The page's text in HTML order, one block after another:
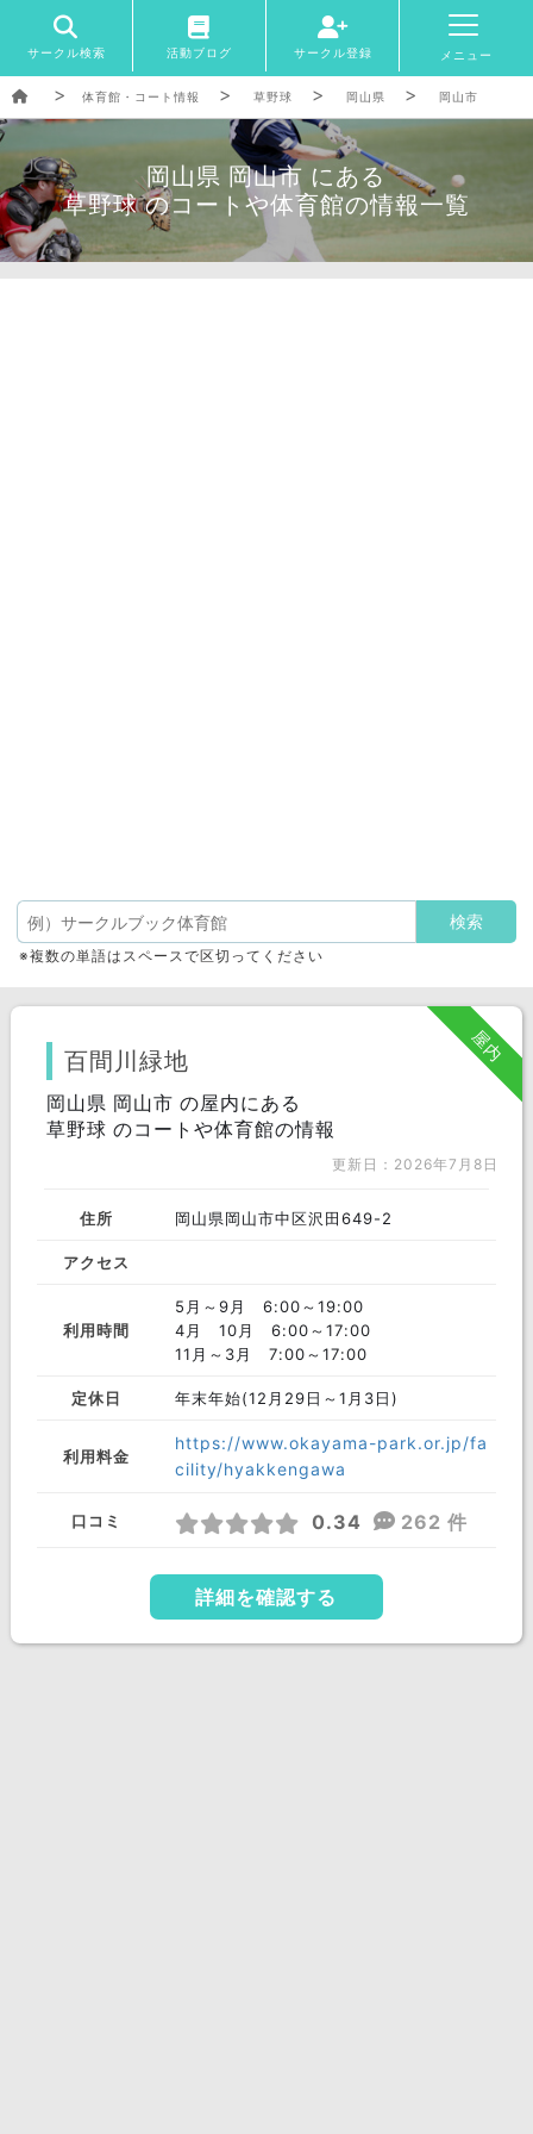
サークル検索 活動ブログ サークル登録 メニュー
体育館・コート情報 草野球 岡山県 岡山市
岡山県 岡山市 にある
草野球 のコートや体育館の情報一覧
※複数の単語はスペースで区切ってください
屋内
百間川緑地
岡山県 岡山市 の屋内にある
草野球 のコートや体育館の情報
更新日：2026年7月8日
住所 岡山県岡山市中区沢田649-2
アクセス
利用時間
5月～9月 6:00～19:00
4月 10月 6:00～17:00
11月～3月 7:00～17:00
定休日 年末年始(12月29日～1月3日)
利用料金
https://www.okayama-park.or.jp/fa
cility/hyakkengawa
口コミ 0.34 262 件
詳細を確認する